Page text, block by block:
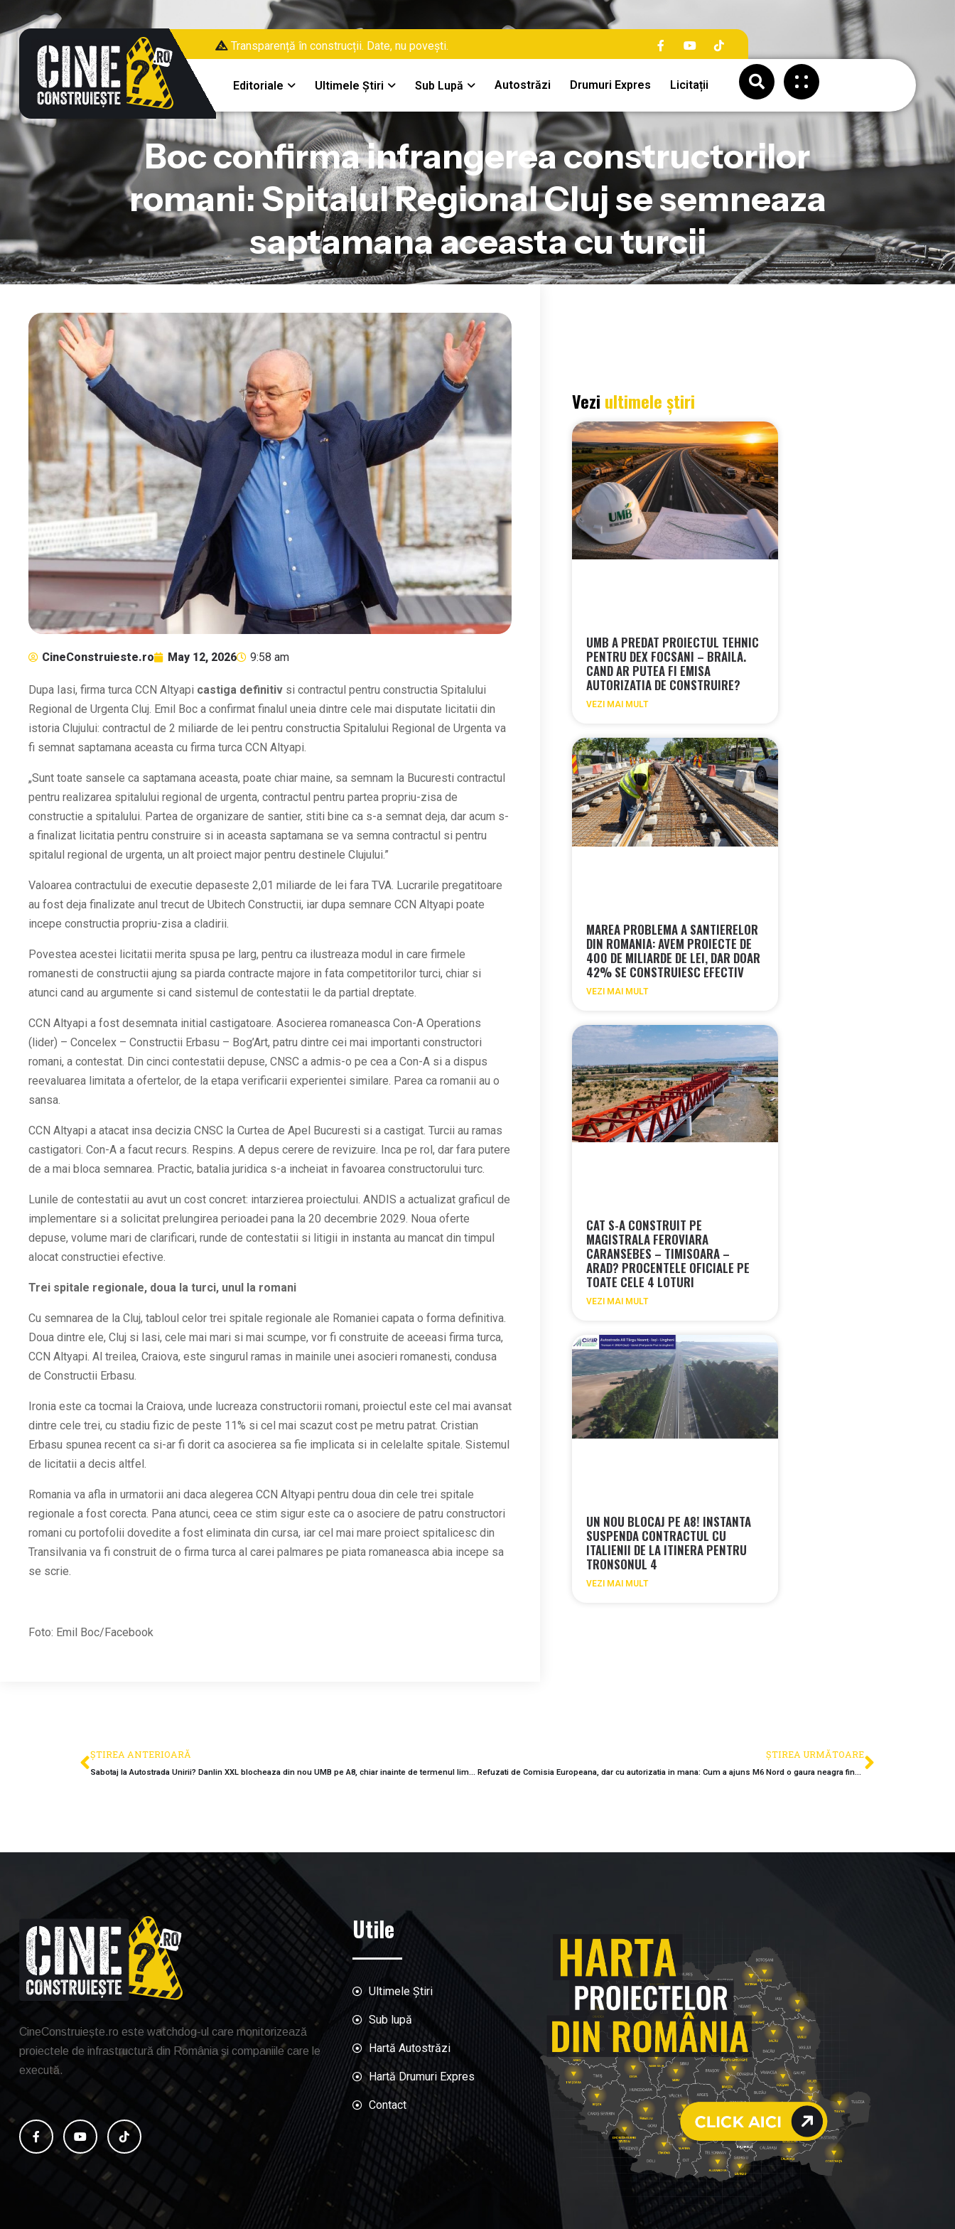
Transparență în construcții. Date, nu povești.
Editoriale Ultimele Știri Sub Lupă Autostrăzi Drumuri Expres Licitații
Boc confirma infrangerea constructorilor
romani: Spitalul Regional Cluj se semneaza
saptamana aceasta cu turcii
CineConstruieste.ro May 12, 2026 9:58 am
Dupa Iasi, firma turca CCN Altyapi castiga definitiv si contractul pentru constructia Spitalului
Regional de Urgenta Cluj. Emil Boc a confirmat finalul uneia dintre cele mai disputate licitatii din
istoria Clujului: contractul de 2 miliarde de lei pentru constructia Spitalului Regional de Urgenta va
fi semnat saptamana aceasta cu firma turca CCN Altyapi.
„Sunt toate sansele ca saptamana aceasta, poate chiar maine, sa semnam la Bucuresti contractul
pentru realizarea spitalului regional de urgenta, contractul pentru partea propriu-zisa de
constructie a spitalului. Partea de organizare de santier, stiti bine ca s-a semnat deja, dar acum s-
a finalizat licitatia pentru construire si in aceasta saptamana se va semna contractul si pentru
spitalul regional de urgenta, un alt proiect major pentru destinele Clujului.”
Valoarea contractului de executie depaseste 2,01 miliarde de lei fara TVA. Lucrarile pregatitoare
au fost deja finalizate anul trecut de Ubitech Constructii, iar dupa semnare CCN Altyapi poate
incepe constructia propriu-zisa a cladirii.
Povestea acestei licitatii merita spusa pe larg, pentru ca ilustreaza modul in care firmele
romanesti de constructii ajung sa piarda contracte majore in fata competitorilor turci, chiar si
atunci cand au argumente si cand sistemul de contestatii le da partial dreptate.
CCN Altyapi a fost desemnata initial castigatoare. Asocierea romaneasca Con-A Operations
(lider) – Concelex – Constructii Erbasu – Bog’Art, patru dintre cei mai importanti constructori
romani, a contestat. Din cinci contestatii depuse, CNSC a admis-o pe cea a Con-A si a dispus
reevaluarea limitata a ofertelor, de la etapa verificarii experientei similare. Parea ca romanii au o
sansa.
CCN Altyapi a atacat insa decizia CNSC la Curtea de Apel Bucuresti si a castigat. Turcii au ramas
castigatori. Con-A a facut recurs. Respins. A depus cerere de revizuire. Inca pe rol, dar fara putere
de a mai bloca semnarea. Practic, batalia juridica s-a incheiat in favoarea constructorului turc.
Lunile de contestatii au avut un cost concret: intarzierea proiectului. ANDIS a actualizat graficul de
implementare si a solicitat prelungirea perioadei pana la 20 decembrie 2029. Noua oferte
depuse, volume mari de clarificari, runde de contestatii si litigii in instanta au mancat din timpul
alocat constructiei efective.
Trei spitale regionale, doua la turci, unul la romani
Cu semnarea de la Cluj, tabloul celor trei spitale regionale ale Romaniei capata o forma definitiva.
Doua dintre ele, Cluj si Iasi, cele mai mari si mai scumpe, vor fi construite de aceeasi firma turca,
CCN Altyapi. Al treilea, Craiova, este singurul ramas in mainile unei asocieri romanesti, condusa
de Constructii Erbasu.
Ironia este ca tocmai la Craiova, unde lucreaza constructorii romani, proiectul este cel mai avansat
dintre cele trei, cu stadiu fizic de peste 11% si cel mai scazut cost pe metru patrat. Cristian
Erbasu spunea recent ca si-ar fi dorit ca asocierea sa fie implicata si in celelalte spitale. Sistemul
de licitatii a decis altfel.
Romania va afla in urmatorii ani daca alegerea CCN Altyapi pentru doua din cele trei spitale
regionale a fost corecta. Pana atunci, ceea ce stim sigur este ca o asociere de patru constructori
romani cu portofolii dovedite a fost eliminata din cursa, iar cel mai mare proiect spitalicesc din
Transilvania va fi construit de o firma turca al carei palmares pe piata romaneasca abia incepe sa
se scrie.
Foto: Emil Boc/Facebook
Vezi ultimele știri
UMB A PREDAT PROIECTUL TEHNIC
PENTRU DEX FOCSANI – BRAILA.
CAND AR PUTEA FI EMISA
AUTORIZATIA DE CONSTRUIRE?
VEZI MAI MULT
MAREA PROBLEMA A SANTIERELOR
DIN ROMANIA: AVEM PROIECTE DE
400 DE MILIARDE DE LEI, DAR DOAR
42% SE CONSTRUIESC EFECTIV
VEZI MAI MULT
CAT S-A CONSTRUIT PE
MAGISTRALA FEROVIARA
CARANSEBES – TIMISOARA –
ARAD? PROCENTELE OFICIALE PE
TOATE CELE 4 LOTURI
VEZI MAI MULT
UN NOU BLOCAJ PE A8! INSTANTA
SUSPENDA CONTRACTUL CU
ITALIENII DE LA ITINERA PENTRU
TRONSONUL 4
VEZI MAI MULT
ȘTIREA ANTERIOARĂ
Sabotaj la Autostrada Unirii? Danlin XXL blocheaza din nou UMB pe A8, chiar inainte de termenul limita pentru fondurile europene
ȘTIREA URMĂTOARE
Refuzati de Comisia Europeana, dar cu autorizatia in mana: Cum a ajuns M6 Nord o gaura neagra finantata exclusiv din imprumuturi
CineConstruiește.ro este watchdog-ul care monitorizează
proiectele de infrastructură din România și companiile care le
execută.
Utile
Ultimele Știri
Sub lupă
Hartă Autostrăzi
Hartă Drumuri Expres
Contact